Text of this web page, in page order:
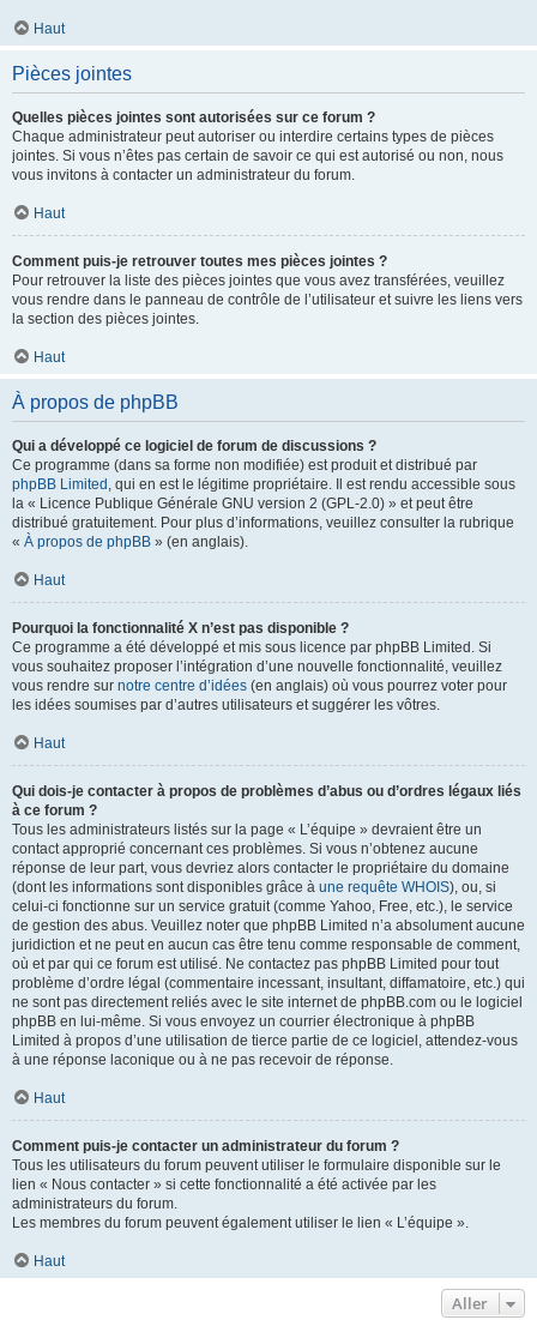
Haut
Pièces jointes
Quelles pièces jointes sont autorisées sur ce forum ?
Chaque administrateur peut autoriser ou interdire certains types de pièces
jointes. Si vous n’êtes pas certain de savoir ce qui est autorisé ou non, nous
vous invitons à contacter un administrateur du forum.
Haut
Comment puis-je retrouver toutes mes pièces jointes ?
Pour retrouver la liste des pièces jointes que vous avez transférées, veuillez
vous rendre dans le panneau de contrôle de l’utilisateur et suivre les liens vers
la section des pièces jointes.
Haut
À propos de phpBB
Qui a développé ce logiciel de forum de discussions ?
Ce programme (dans sa forme non modifiée) est produit et distribué par
phpBB Limited , qui en est le légitime propriétaire. Il est rendu accessible sous
la « Licence Publique Générale GNU version 2 (GPL-2.0) » et peut être
distribué gratuitement. Pour plus d’informations, veuillez consulter la rubrique
« À propos de phpBB » (en anglais).
Haut
Pourquoi la fonctionnalité X n’est pas disponible ?
Ce programme a été développé et mis sous licence par phpBB Limited. Si
vous souhaitez proposer l’intégration d’une nouvelle fonctionnalité, veuillez
vous rendre sur notre centre d’idées (en anglais) où vous pourrez voter pour
les idées soumises par d’autres utilisateurs et suggérer les vôtres.
Haut
Qui dois-je contacter à propos de problèmes d’abus ou d’ordres légaux liés
à ce forum ?
Tous les administrateurs listés sur la page « L’équipe » devraient être un
contact approprié concernant ces problèmes. Si vous n’obtenez aucune
réponse de leur part, vous devriez alors contacter le propriétaire du domaine
(dont les informations sont disponibles grâce à une requête WHOIS), ou, si
celui-ci fonctionne sur un service gratuit (comme Yahoo, Free, etc.), le service
de gestion des abus. Veuillez noter que phpBB Limited n’a absolument aucune
juridiction et ne peut en aucun cas être tenu comme responsable de comment,
où et par qui ce forum est utilisé. Ne contactez pas phpBB Limited pour tout
problème d’ordre légal (commentaire incessant, insultant, diffamatoire, etc.) qui
ne sont pas directement reliés avec le site internet de phpBB.com ou le logiciel
phpBB en lui-même. Si vous envoyez un courrier électronique à phpBB
Limited à propos d’une utilisation de tierce partie de ce logiciel, attendez-vous
à une réponse laconique ou à ne pas recevoir de réponse.
Haut
Comment puis-je contacter un administrateur du forum ?
Tous les utilisateurs du forum peuvent utiliser le formulaire disponible sur le
lien « Nous contacter » si cette fonctionnalité a été activée par les
administrateurs du forum.
Les membres du forum peuvent également utiliser le lien « L’équipe ».
Haut
Aller